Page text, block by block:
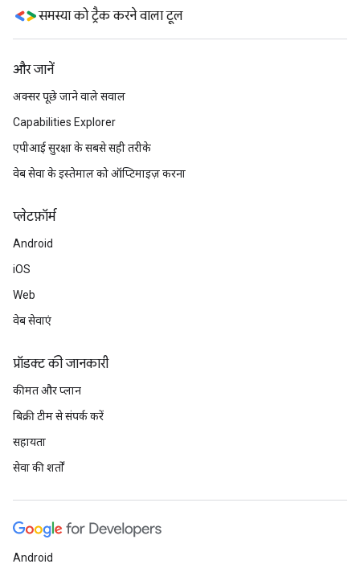
समस्या को ट्रैक करने वाला टूल
और जानें
अक्सर पूछे जाने वाले सवाल
Capabilities Explorer
एपीआई सुरक्षा के सबसे सही तरीके
वेब सेवा के इस्तेमाल को ऑप्टिमाइज़ करना
प्‍लेटफ़ॉर्म
Android
iOS
Web
वेब सेवाएं
प्रॉडक्ट की जानकारी
कीमत और प्लान
बिक्री टीम से संपर्क करें
सहायता
सेवा की शर्तों
Android